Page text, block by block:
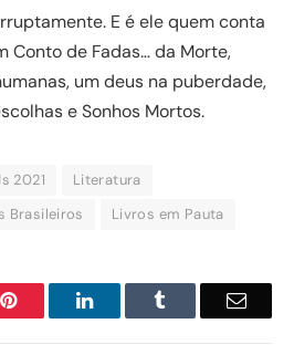
E é ele quem conta
Conto de Fadas… da Morte,
um deus na puberdade,
e Sonhos Mortos.
2021
Literatura
Brasileiros Livros em Pauta
Pinterest LinkedIn Email